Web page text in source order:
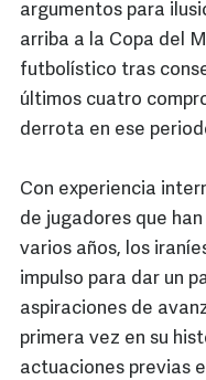
argumentos para
arriba a la Copa del
futbolístico tras
últimos cuatro
derrota en ese
Con experiencia
de jugadores que
varios años, los
impulso para dar un
aspiraciones de
primera vez en su
actuaciones previas